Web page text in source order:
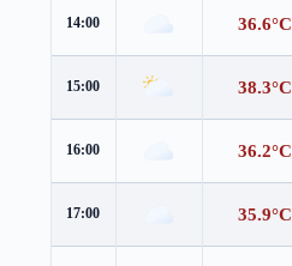
14:00 36.6°C
15:00 38.3°C
16:00 36.2°C
17:00 35.9°C